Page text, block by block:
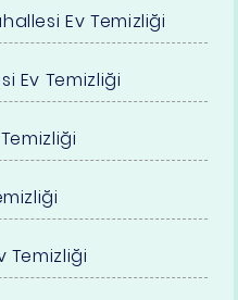
Ev Temizliği
Ev Temizliği
Temizliği